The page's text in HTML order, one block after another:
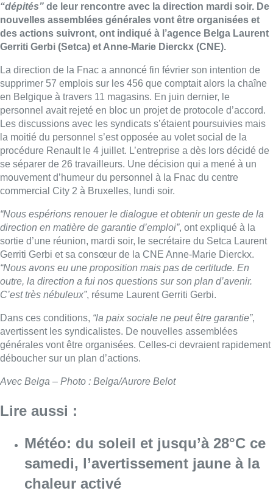
“dépités” de leur rencontre avec la direction mardi soir. De
nouvelles assemblées générales vont être organisées et
des actions suivront, ont indiqué à l’agence Belga Laurent
Gerriti Gerbi (Setca) et Anne-Marie Dierckx (CNE).
La direction de la Fnac a annoncé fin février son intention de
supprimer 57 emplois sur les 456 que comptait alors la chaîne
en Belgique à travers 11 magasins. En juin dernier, le
personnel avait rejeté en bloc un projet de protocole d’accord.
Les discussions avec les syndicats s’étaient poursuivies mais
la moitié du personnel s’est opposée au volet social de la
procédure Renault le 4 juillet. L’entreprise a dès lors décidé de
se séparer de 26 travailleurs. Une décision qui a mené à un
mouvement d’humeur du personnel à la Fnac du centre
commercial City 2 à Bruxelles, lundi soir.
“Nous espérions renouer le dialogue et obtenir un geste de la
direction en matière de garantie d’emploi”, ont expliqué à la
sortie d’une réunion, mardi soir, le secrétaire du Setca Laurent
Gerriti Gerbi et sa consœur de la CNE Anne-Marie Dierckx.
“Nous avons eu une proposition mais pas de certitude. En
outre, la direction a fui nos questions sur son plan d’avenir.
C’est très nébuleux”, résume Laurent Gerriti Gerbi.
Dans ces conditions, “la paix sociale ne peut être garantie”,
avertissent les syndicalistes. De nouvelles assemblées
générales vont être organisées. Celles-ci devraient rapidement
déboucher sur un plan d’actions.
Avec Belga – Photo : Belga/Aurore Belot
Lire aussi :
Météo: du soleil et jusqu’à 28°C ce
samedi, l’avertissement jaune à la
chaleur activé